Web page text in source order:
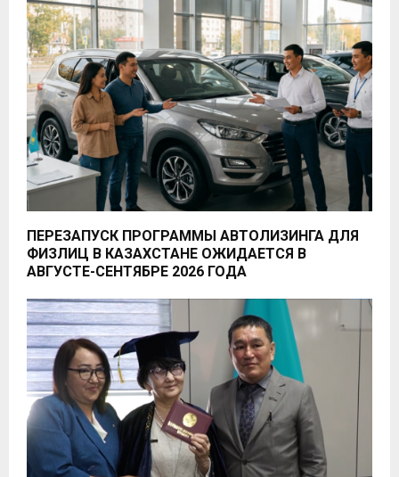
ПЕРЕЗАПУСК ПРОГРАММЫ АВТОЛИЗИНГА ДЛЯ
ФИЗЛИЦ В КАЗАХСТАНЕ ОЖИДАЕТСЯ В
АВГУСТЕ-СЕНТЯБРЕ 2026 ГОДА